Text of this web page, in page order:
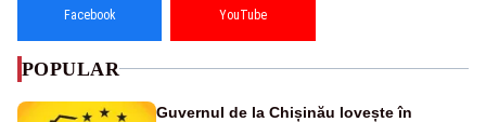
Facebook YouTube
POPULAR
Guvernul de la Chișinău lovește în